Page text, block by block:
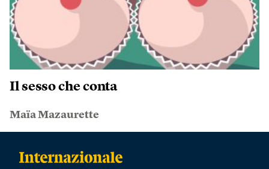
Il sesso che conta
Maïa Mazaurette